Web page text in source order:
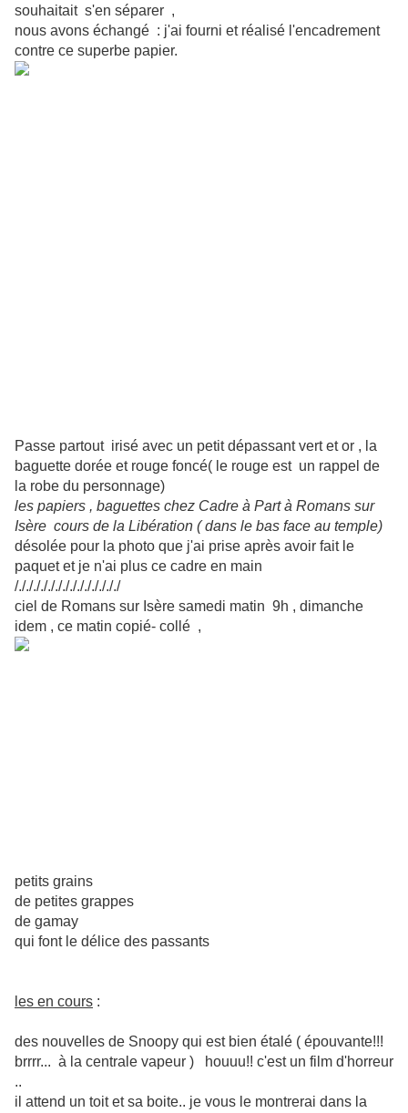
souhaitait s'en séparer ,
nous avons échangé : j'ai fourni et réalisé l'encadrement
contre ce superbe papier.
Passe partout irisé avec un petit dépassant vert et or , la
baguette dorée et rouge foncé( le rouge est un rappel de
la robe du personnage)
les papiers , baguettes chez Cadre à Part à Romans sur
Isère cours de la Libération ( dans le bas face au temple)
désolée pour la photo que j'ai prise après avoir fait le
paquet et je n'ai plus ce cadre en main
/././././././././././././././
ciel de Romans sur Isère samedi matin 9h , dimanche
idem , ce matin copié- collé ,
petits grains
de petites grappes
de gamay
qui font le délice des passants
les en cours :
des nouvelles de Snoopy qui est bien étalé ( épouvante!!!
brrrr... à la centrale vapeur ) houuu!! c'est un film d'horreur
..
il attend un toit et sa boite.. je vous le montrerai dans la